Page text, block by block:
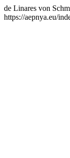
de Linares von
https://aepnya.eu/